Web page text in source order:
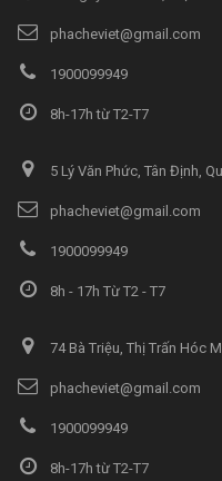
phacheviet@gmail.com
1900099949
8h-17h từ T2-T7
5 Lý Văn Phức, Tân Định,
phacheviet@gmail.com
1900099949
8h - 17h Từ T2 - T7
74 Bà Triệu, Thị Trấn Hóc
phacheviet@gmail.com
1900099949
8h-17h từ T2-T7